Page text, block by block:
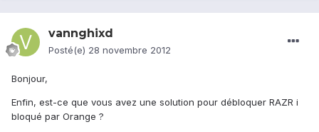
vannghixd
Posté(e) 28 novembre 2012
Bonjour,
Enfin, est-ce que vous avez une solution pour débloquer RAZR i
bloqué par Orange ?